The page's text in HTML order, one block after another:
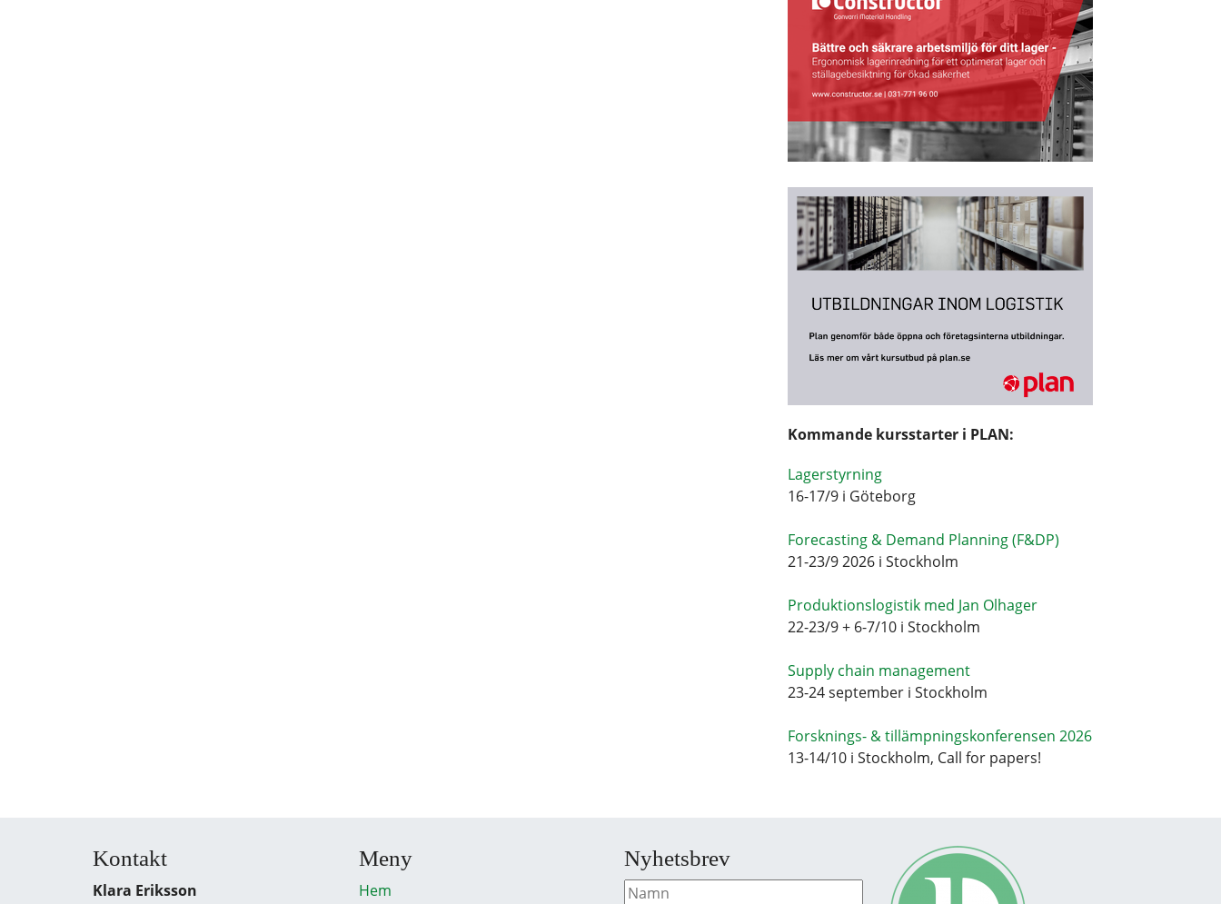
Kommande kursstarter i PLAN:
Lagerstyrning
16-17/9 i Göteborg
Forecasting & Demand Planning (F&DP)
21-23/9 2026 i Stockholm
Produktionslogistik med Jan Olhager
22-23/9 + 6-7/10 i Stockholm
Supply chain management
23-24 september i Stockholm
Forsknings- & tillämpningskonferensen 2026
13-14/10 i Stockholm, Call for papers!
Kontakt
Klara Eriksson
Meny
Hem
Nyhetsbrev